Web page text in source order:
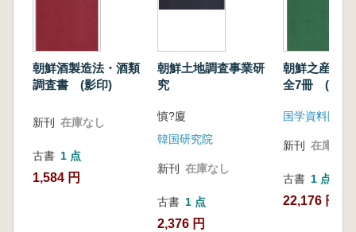
朝鮮酒製造法・酒類
調査書 (影印)
新刊 在庫なし
古書 1 点
1,584 円
朝鮮土地調査事業研
究
慎?廈
韓国研究院
新刊 在庫なし
古書 1 点
2,376 円
朝鮮之産
全7冊 (影印
国学資料院
新刊 在庫なし
古書 1 点
22,176 円